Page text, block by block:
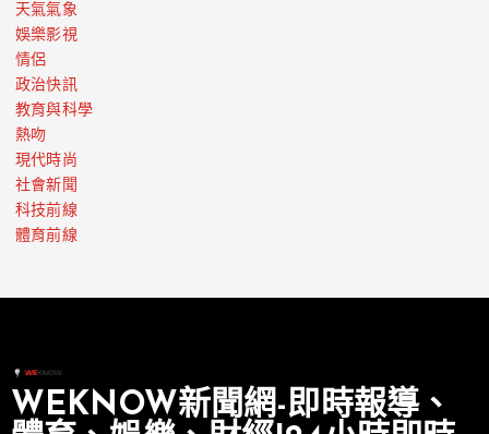
天氣氣象
娛樂影視
情侶
政治快訊
教育與科學
熱吻
現代時尚
社會新聞
科技前線
體育前線
WEKNOW新聞網-即時報導、